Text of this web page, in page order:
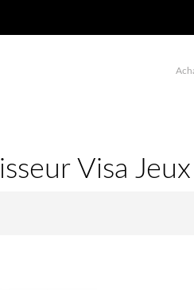
Visa Jeux